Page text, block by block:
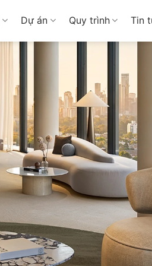
Dự án Quy trình Tin